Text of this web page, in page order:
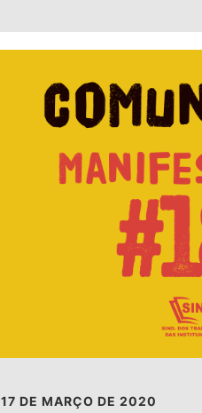
17 DE MARÇO DE 2020